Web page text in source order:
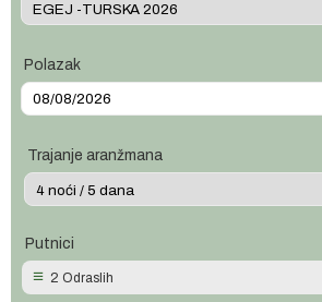
Polazak
Trajanje aranžmana
Putnici
2 Odraslih